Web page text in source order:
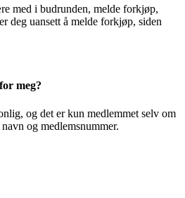
med i budrunden, melde forkjøp,
deg uansett å melde forkjøp, siden
meg?
og det er kun medlemmet selv om
og medlemsnummer.